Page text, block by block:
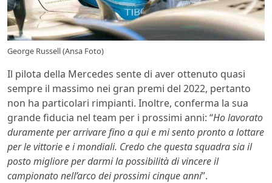
George Russell (Ansa Foto)
Il pilota della Mercedes sente di aver ottenuto quasi
sempre il massimo nei gran premi del 2022, pertanto
non ha particolari rimpianti. Inoltre, conferma la sua
grande fiducia nel team per i prossimi anni: “Ho lavorato
duramente per arrivare fino a qui e mi sento pronto a lottare
per le vittorie e i mondiali. Credo che questa squadra sia il
posto migliore per darmi la possibilità di vincere il
campionato nell’arco dei prossimi cinque anni”.